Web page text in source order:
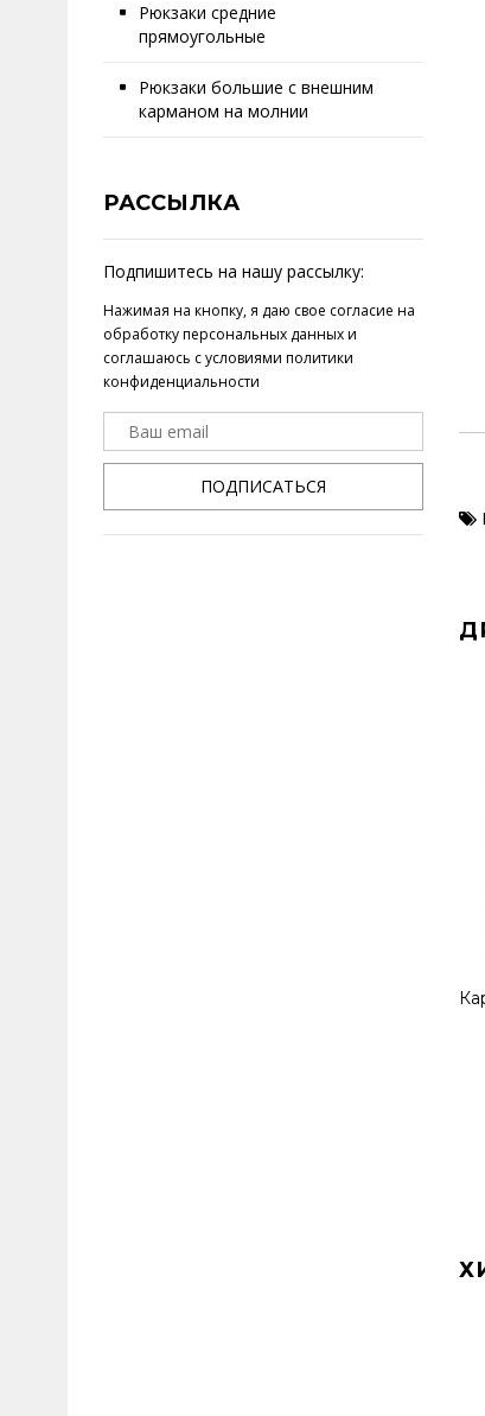
Рюкзаки средние
прямоугольные
Рюкзаки большие с внешним
карманом на молнии
РАССЫЛКА
Подпишитесь на нашу рассылку:
Нажимая на кнопку, я даю свое согласие на
обработку персональных данныхи
соглашаюсь с условиями политики
конфиденциальности
ПОДПИСАТЬСЯ